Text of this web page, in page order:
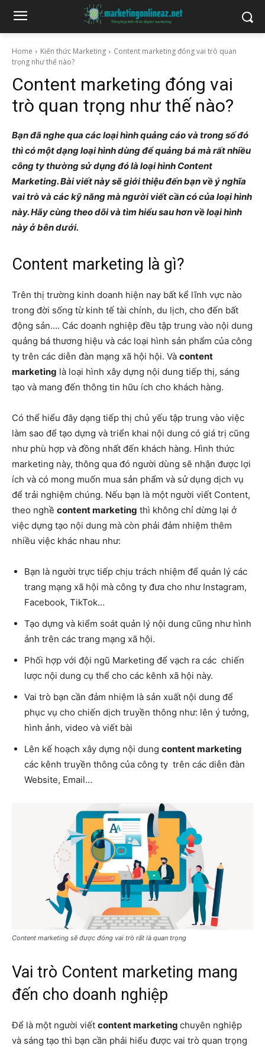
Home Kiến thức Marketing
Content marketing đóng vai trò quan
trọng như thế nào?
Content marketing đóng vai
trò quan trọng như thế nào?
Bạn đã nghe qua các loại hình quảng cáo và trong số đó
thì có một dạng loại hình dùng để quảng bá mà rất nhiều
công ty thường sử dụng đó là loại hình Content
Marketing. Bài viết này sẽ giới thiệu đến bạn về ý nghĩa
vai trò và các kỹ năng mà người viết cần có của loại hình
này. Hãy cùng theo dõi và tìm hiểu sau hơn về loại hình
này ở bên dưới.
Content marketing là gì?
Trên thị trường kinh doanh hiện nay bất kể lĩnh vực nào
trong đời sống từ kinh tế tài chính, du lịch, cho đến bất
động sản…. Các doanh nghiệp đều tập trung vào nội dung
quảng bá thương hiệu và các loại hình sản phẩm của công
ty trên các diễn đàn mạng xã hội hội. Và content
marketing là loại hình xây dựng nội dung tiếp thị, sáng
tạo và mang đến thông tin hữu ích cho khách hàng.
Có thể hiểu đây dạng tiếp thị chủ yếu tập trung vào việc
làm sao để tạo dựng và triển khai nội dung có giá trị cũng
như phù hợp và đồng nhất đến khách hàng. Hình thức
marketing này, thông qua đó người dùng sẽ nhận được lợi
ích và có mong muốn mua sản phẩm và sử dụng dịch vụ
để trải nghiệm chúng. Nếu bạn là một người viết Content,
theo nghề content marketing thì không chỉ dừng lại ở
việc dựng tạo nội dung mà còn phải đảm nhiệm thêm
nhiều việc khác nhau như:
Bạn là người trực tiếp chịu trách nhiệm để quản lý các
trang mạng xã hội mà công ty đưa cho như Instagram,
Facebook, TikTok…
Tạo dựng và kiểm soát quản lý nội dung cũng như hình
ảnh trên các trang mạng xã hội.
Phối hợp với đội ngũ Marketing để vạch ra các chiến
lược nội dung cụ thể cho các kênh xã hội này.
Vai trò bạn cần đảm nhiệm là sản xuất nội dung để
phục vụ cho chiến dịch truyền thông như: lên ý tưởng,
hình ảnh, video và viết bài
Lên kế hoạch xây dựng nội dung content marketing
các kênh truyền thông của công ty trên các diễn đàn
Website, Email…
Content marketing sẽ được đóng vai trò rất là quan trọng
Vai trò Content marketing mang
đến cho doanh nghiệp
Để là một người viết content marketing chuyên nghiệp
và sáng tạo thì bạn cần phải hiểu được vai trò quan trọng